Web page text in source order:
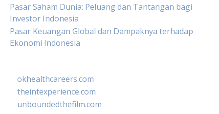
Pasar Saham Dunia: Peluang dan Tantangan bagi
Investor Indonesia
Pasar Keuangan Global dan Dampaknya terhadap
Ekonomi Indonesia
okhealthcareers.com
theintexperience.com
unboundedthefilm.com